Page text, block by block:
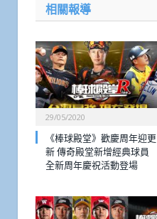
相關報導
29/05/2020
《棒球殿堂》歡慶周年迎更
新 傳奇殿堂新增經典球員
全新周年慶祝活動登場